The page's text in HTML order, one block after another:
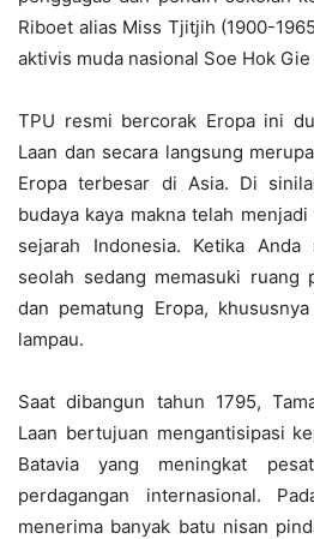
Riboet alias Miss Tjitjih (1900-
aktivis muda nasional Soe Hok
TPU resmi bercorak Eropa ini
Laan dan secara langsung
Eropa terbesar di Asia. Di
budaya kaya makna telah
sejarah Indonesia. Ketika Anda
seolah sedang memasuki ruang
dan pematung Eropa,
lampau.
Saat dibangun tahun 1795,
Laan bertujuan mengantisipasi
Batavia yang meningkat
perdagangan internasional.
menerima banyak batu nisan